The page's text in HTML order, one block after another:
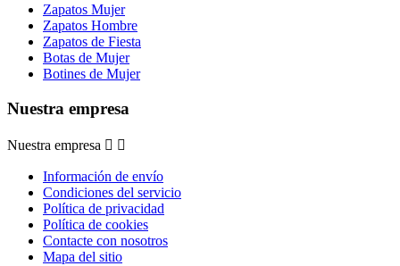
Zapatos Mujer
Zapatos Hombre
Zapatos de Fiesta
Botas de Mujer
Botines de Mujer
Nuestra empresa
Nuestra empresa  
Información de envío
Condiciones del servicio
Política de privacidad
Política de cookies
Contacte con nosotros
Mapa del sitio